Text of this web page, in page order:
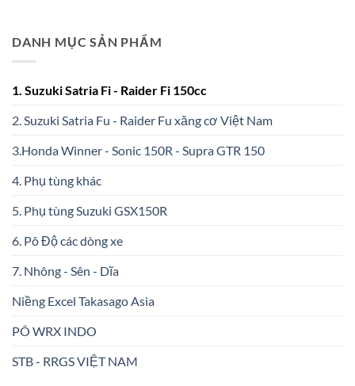
DANH MỤC SẢN PHẨM
1. Suzuki Satria Fi - Raider Fi 150cc
2. Suzuki Satria Fu - Raider Fu xăng cơ Việt Nam
3.Honda Winner - Sonic 150R - Supra GTR 150
4. Phụ tùng khác
5. Phụ tùng Suzuki GSX150R
6. Pô Độ các dòng xe
7. Nhông - Sên - Dĩa
Niềng Excel Takasago Asia
PÔ WRX INDO
STB - RRGS VIỆT NAM